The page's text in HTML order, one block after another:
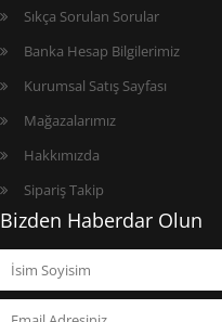
Sıkça Sorulan Sorular
Banka Hesap Bilgilerimiz
Kurumsal Satış Sayfası
Mağazalarımız
Hakkımızda
Sipariş Takip
Bizden Haberdar Olun